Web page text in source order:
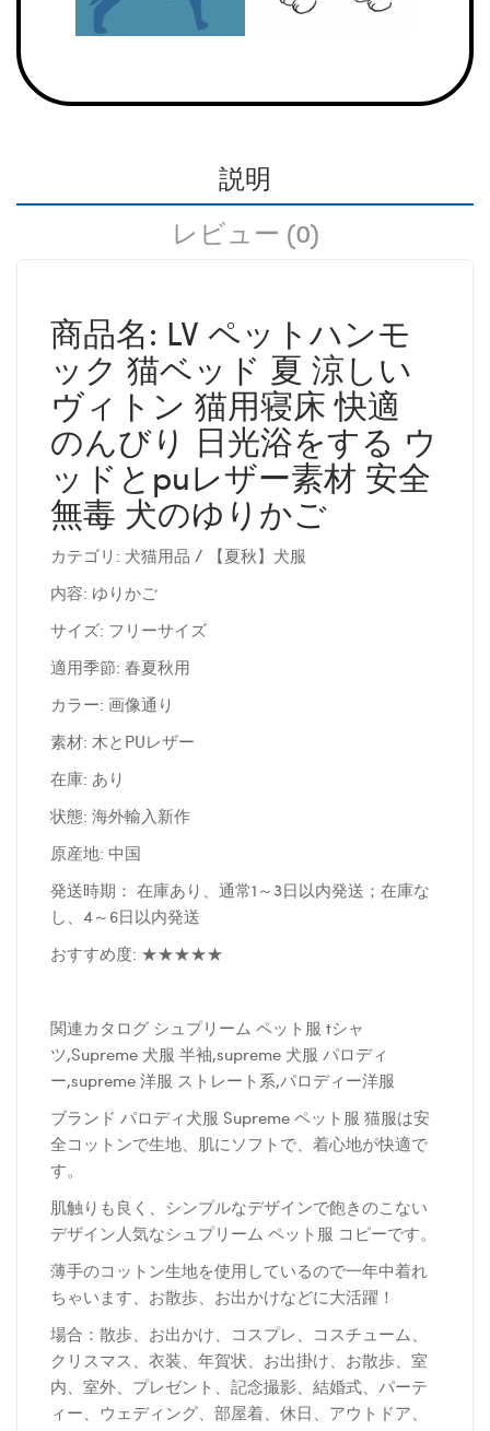
説明
レビュー (0)
商品名: LV ペットハンモ
ック 猫ベッド 夏 涼しい
ヴィトン 猫用寝床 快適
のんびり 日光浴をする ウ
ッドとpuレザー素材 安全
無毒 犬のゆりかご
カテゴリ: 犬猫用品 / 【夏秋】犬服
内容: ゆりかご
サイズ: フリーサイズ
適用季節: 春夏秋用
カラー: 画像通り
素材: 木とPUレザー
在庫: あり
状態: 海外輸入新作
原産地: 中国
発送時期： 在庫あり、通常1～3日以内発送；在庫な
し、4～6日以内発送
おすすめ度: ★★★★★
関連カタログ シュプリーム ペット服 tシャ
ツ,Supreme 犬服 半袖,supreme 犬服 パロディ
ー,supreme 洋服 ストレート系,パロディー洋服
ブランド パロディ犬服 Supreme ペット服 猫服は安
全コットンで生地、肌にソフトで、着心地が快適で
す。
肌触りも良く、シンプルなデザインで飽きのこない
デザイン人気なシュプリーム ペット服 コピーです。
薄手のコットン生地を使用しているので一年中着れ
ちゃいます、お散歩、お出かけなどに大活躍！
場合：散歩、お出かけ、コスプレ、コスチューム、
クリスマス、衣装、年賀状、お出掛け、お散歩、室
内、室外、プレゼント、記念撮影、結婚式、パーテ
ィー、ウェディング、部屋着、休日、アウトドア、